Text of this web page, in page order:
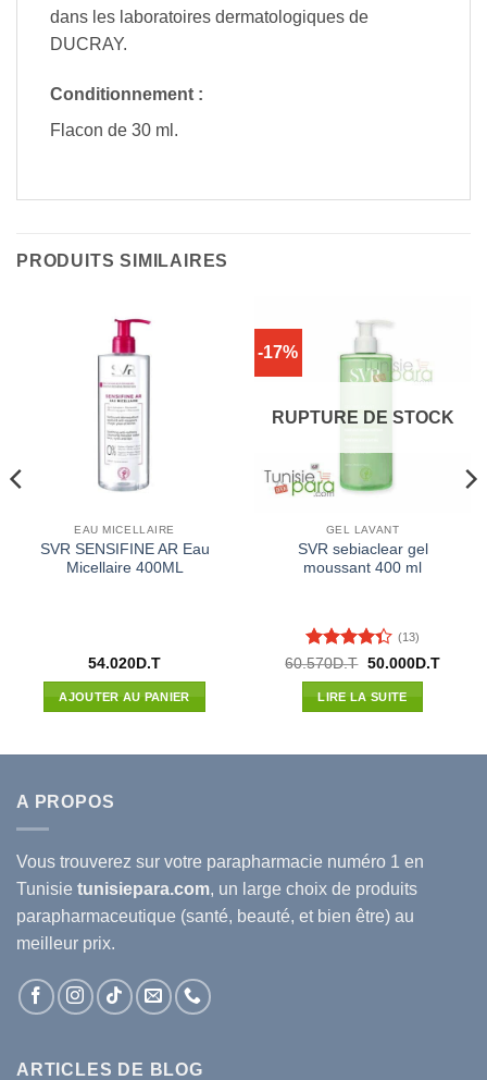
dans les laboratoires dermatologiques de
DUCRAY.
Conditionnement :
Flacon de 30 ml.
PRODUITS SIMILAIRES
EAU MICELLAIRE
SVR SENSIFINE AR Eau
Micellaire 400ML
54.020D.T
AJOUTER AU PANIER
-17%
RUPTURE DE STOCK
GEL LAVANT
SVR sebiaclear gel
moussant 400 ml
Note4.31
sur 5
(13)
60.570D.T Le
initial
était :
50.000D.TLe
LIRE LA SUITE
A PROPOS
Vous trouverez sur votre parapharmacie numéro 1 en
Tunisie tunisiepara.com, un large choix de produits
parapharmaceutique (santé, beauté, et bien être) au
meilleur prix.
ARTICLES DE BLOG